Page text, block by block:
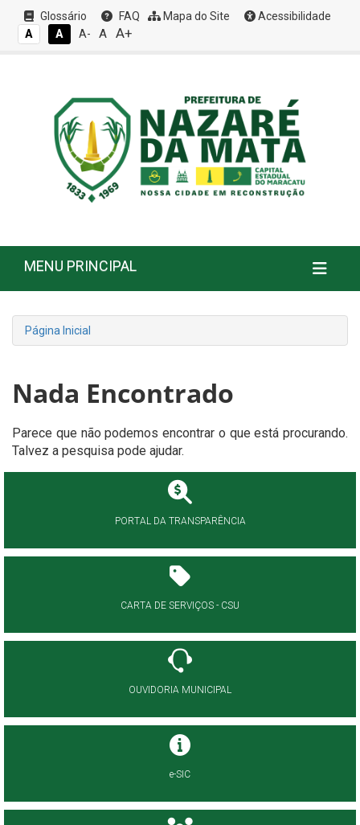
Glossário FAQ Mapa do Site
Acessibilidade
A
A A- A A+
MENU PRINCIPAL
Página Inicial
Nada Encontrado
Parece que não podemos encontrar o que está procurando.
Talvez a pesquisa pode ajudar.
PORTAL DA TRANSPARÊNCIA
CARTA DE SERVIÇOS - CSU
OUVIDORIA MUNICIPAL
e-SIC